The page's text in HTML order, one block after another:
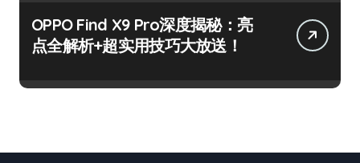
OPPO Find X9 Pro深度揭秘：亮
点全解析+超实用技巧大放送！